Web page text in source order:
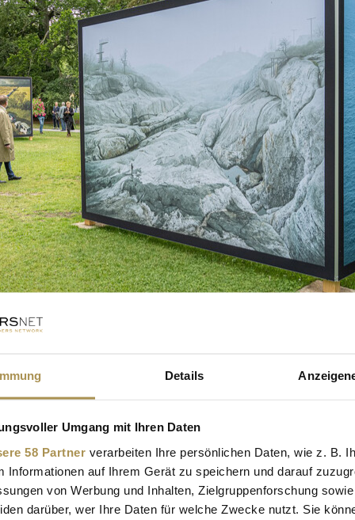
Details
Umgang mit Ihren Daten
58 Partner verarbeiten Ihre persönlichen Daten, wie z. B.
Informationen auf Ihrem Gerät zu speichern und darauf
von Werbung und Inhalten, Zielgruppenforschung
darüber, wer Ihre Daten für welche Zwecke nutzt. Sie
Advertisement